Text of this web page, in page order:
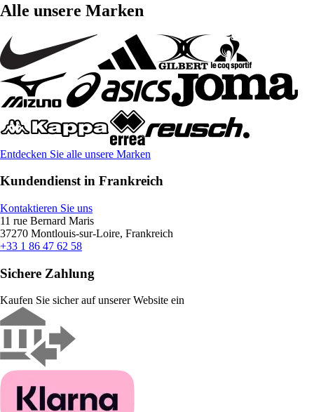
Alle unsere Marken
Entdecken Sie alle unsere Marken
Kundendienst in Frankreich
Kontaktieren Sie uns
11 rue Bernard Maris
37270 Montlouis-sur-Loire, Frankreich
+33 1 86 47 62 58
Sichere Zahlung
Kaufen Sie sicher auf unserer Website ein